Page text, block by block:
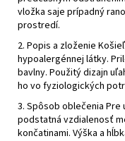
vložka saje prípadný
prostredí.
2. Popis a zloženie
hypoalergénnej látky.
bavlny. Použitý dizajn
ho vo fyziologických
3. Spôsob oblečenia Pre
podstatná vzdialenosť
končatinami. Výška a